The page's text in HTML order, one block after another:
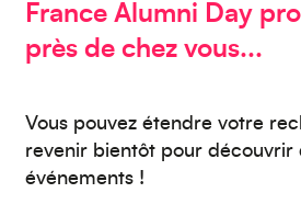
France Alumni Day
près de chez vous...
Vous pouvez étendre votre
revenir bientôt pour découvrir
événements !